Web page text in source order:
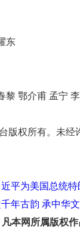
东
黎 鄂介甫 孟宁
版权所有。未经
平为美国总统
千年古韵 承中华
网所属版权作